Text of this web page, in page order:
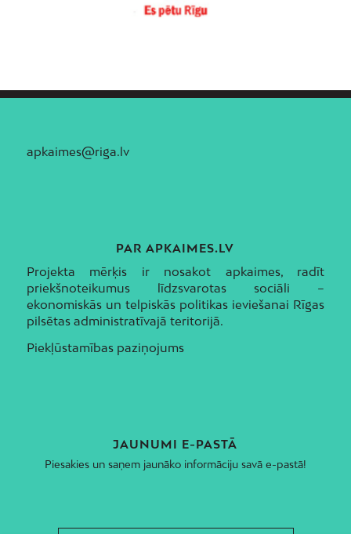
apkaimes@riga.lv
PAR APKAIMES.LV
Projekta mērķis ir nosakot apkaimes, radīt
priekšnoteikumus līdzsvarotas sociāli –
ekonomiskās un telpiskās politikas ieviešanai Rīgas
pilsētas administratīvajā teritorijā.
Piekļūstamības paziņojums
JAUNUMI E-PASTĀ
Piesakies un saņem jaunāko informāciju savā e-pastā!